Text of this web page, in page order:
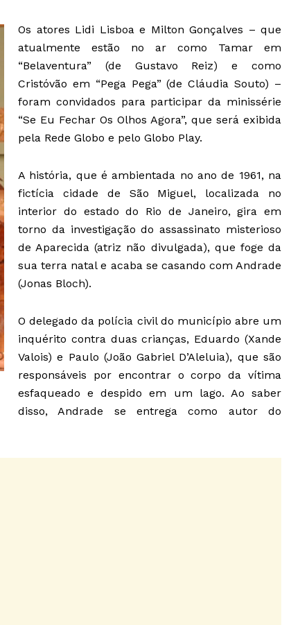
Os atores Lidi Lisboa e Milton Gonçalves – que
atualmente estão no ar como Tamar em
“Belaventura” (de Gustavo Reiz) e como
Cristóvão em “Pega Pega” (de Cláudia Souto) –
foram convidados para participar da minissérie
“Se Eu Fechar Os Olhos Agora”, que será exibida
pela Rede Globo e pelo Globo Play.
A história, que é ambientada no ano de 1961, na
fictícia cidade de São Miguel, localizada no
interior do estado do Rio de Janeiro, gira em
torno da investigação do assassinato misterioso
de Aparecida (atriz não divulgada), que foge da
sua terra natal e acaba se casando com Andrade
(Jonas Bloch).
O delegado da polícia civil do município abre um
inquérito contra duas crianças, Eduardo (Xande
Valois) e Paulo (João Gabriel D’Aleluia), que são
responsáveis por encontrar o corpo da vítima
esfaqueado e despido em um lago. Ao saber
disso, Andrade se entrega como autor do